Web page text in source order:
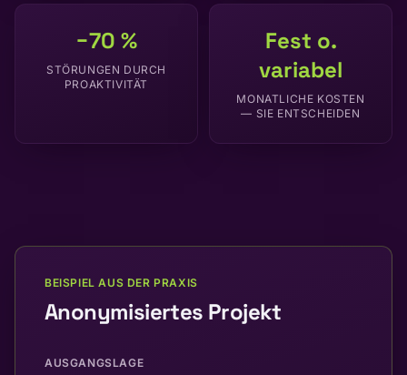
−70 %
STÖRUNGEN DURCH
PROAKTIVITÄT
Fest o.
variabel
MONATLICHE KOSTEN
— SIE ENTSCHEIDEN
BEISPIEL AUS DER PRAXIS
Anonymisiertes Projekt
AUSGANGSLAGE